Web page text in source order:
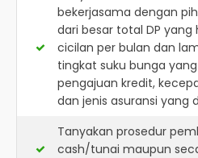
bekerjasama dengan
dari besar total DP yang
cicilan per bulan dan
tingkat suku bunga
pengajuan kredit,
dan jenis asuransi yang
Tanyakan prosedur
cash/tunai maupun